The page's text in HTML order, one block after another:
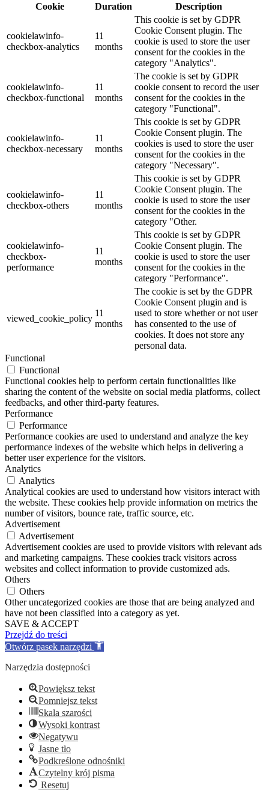
Cookie
Duration Description
cookielawinfo-
checkbox-analytics
11
months
This cookie is set by GDPR
Cookie Consent plugin. The
cookie is used to store the user
consent for the cookies in the
category "Analytics".
cookielawinfo-
checkbox-functional
11
months
The cookie is set by GDPR
cookie consent to record the user
consent for the cookies in the
category "Functional".
cookielawinfo-
checkbox-necessary
11
months
This cookie is set by GDPR
Cookie Consent plugin. The
cookies is used to store the user
consent for the cookies in the
category "Necessary".
cookielawinfo-
checkbox-others
11
months
This cookie is set by GDPR
Cookie Consent plugin. The
cookie is used to store the user
consent for the cookies in the
category "Other.
cookielawinfo-
checkbox-
performance
11
months
This cookie is set by GDPR
Cookie Consent plugin. The
cookie is used to store the user
consent for the cookies in the
category "Performance".
viewed_cookie_policy
11
months
The cookie is set by the GDPR
Cookie Consent plugin and is
used to store whether or not user
has consented to the use of
cookies. It does not store any
personal data.
Functional
Functional
Functional cookies help to perform certain functionalities like
sharing the content of the website on social media platforms, collect
feedbacks, and other third-party features.
Performance
Performance
Performance cookies are used to understand and analyze the key
performance indexes of the website which helps in delivering a
better user experience for the visitors.
Analytics
Analytics
Analytical cookies are used to understand how visitors interact with
the website. These cookies help provide information on metrics the
number of visitors, bounce rate, traffic source, etc.
Advertisement
Advertisement
Advertisement cookies are used to provide visitors with relevant ads
and marketing campaigns. These cookies track visitors across
websites and collect information to provide customized ads.
Others
Others
Other uncategorized cookies are those that are being analyzed and
have not been classified into a category as yet.
SAVE & ACCEPT
Przejdź do treści
Otwórz pasek narzędzi
Narzędzia dostępności
Powiększ tekst
Pomniejsz tekst
Skala szarości
Wysoki kontrast
Negatywu
Jasne tło
Podkreślone odnośniki
Czytelny krój pisma
Resetuj